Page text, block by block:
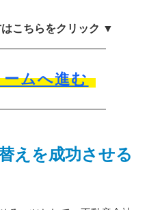
こちらをクリック ▼
ムへ進む
えを成功させる